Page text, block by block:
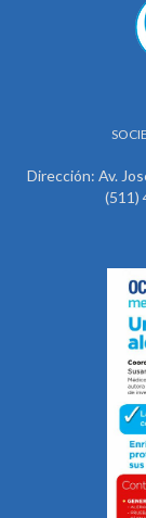
Dirección: Av.
(511)